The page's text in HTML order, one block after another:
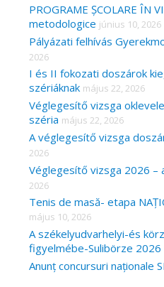
PROGRAME ȘCOLARE ÎN
metodologice június 10, 2026
Pályázati felhívás
2026
I és II fokozati doszárok
szériáknak május 22, 2026
Véglegesítő vizsga
széria május 22, 2026
A véglegesítő vizsga
2026
Véglegesítő vizsga 2026 –
2026
Tenis de masă- etapa
május 10, 2026
A székelyudvarhelyi-és
figyelmébe-Sulibörze 2026
Anunț concursuri naționale